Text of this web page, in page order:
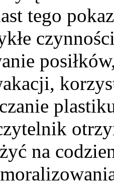
tego
na